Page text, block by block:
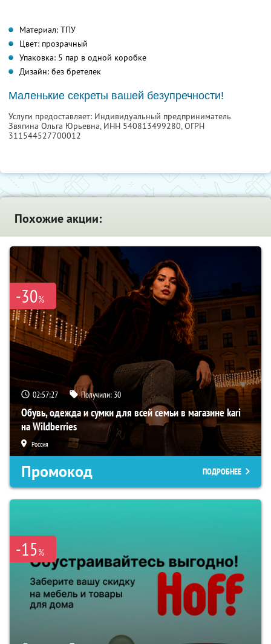
Материал: ТПУ
Цвет: прозрачный
Упаковка: 5 пар в одной коробке
Дизайн: без бретелек
Маленькие секреты вашей безупречности!
Услуги предоставляет: Индивидуальный предприниматель
Звягина Ольга Юрьевна, ИНН 540813499280, ОГРН
311544527700012
Похожие акции:
-30%
02:57:27 Получили: 30
Обувь, одежда и сумки для всей семьи в магазине kari
на Wildberries
Россия
Промокод ПОДРОБНЕЕ
-15%